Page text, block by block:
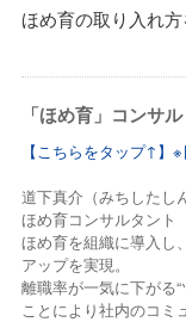
ほめ育の取り入れ方
「ほめ育」コンサ
【こちらをタップ↑】
道下真介（みちしたし
ほめ育コンサルタント
ほめ育を組織に導入し
アップを実現。
離職率が一気に下がる
ことにより社内のコミ